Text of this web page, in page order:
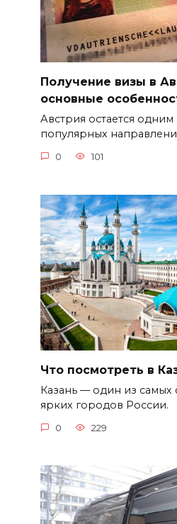
Получение визы в
основные
Австрия остается одним
популярных
0 101
Что посмотреть в
Казань — один из самых
ярких городов России.
0 229